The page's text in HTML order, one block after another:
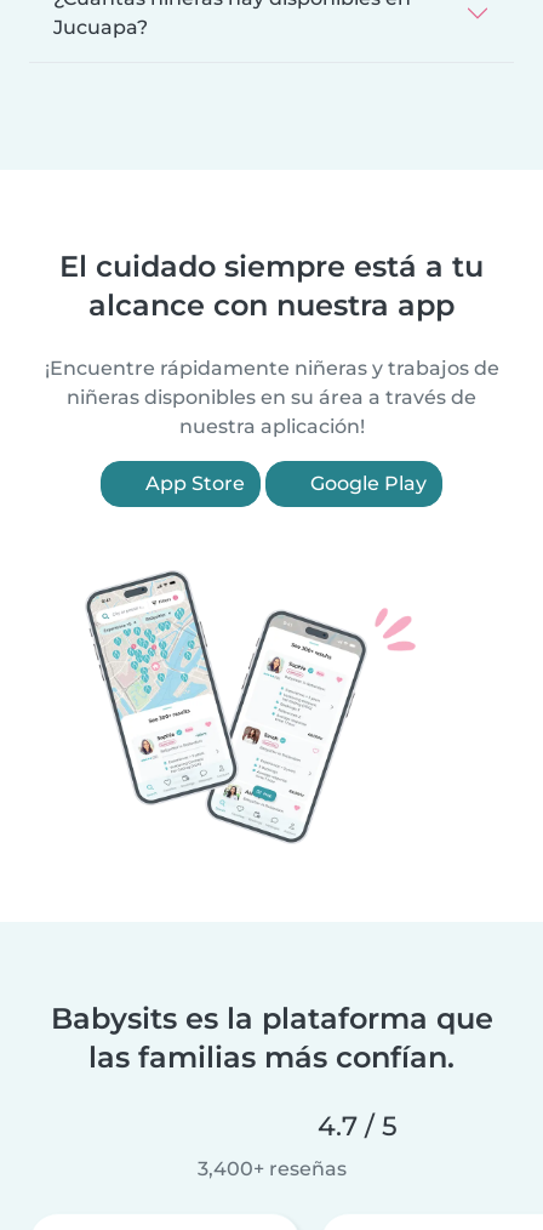
Jucuapa?
El cuidado siempre está a tu
alcance con nuestra app
¡Encuentre rápidamente niñeras y trabajos de
niñeras disponibles en su área a través de
nuestra aplicación!
App Store Google Play
Babysits es la plataforma que
las familias más confían.
4.7 / 5
3,400+ reseñas